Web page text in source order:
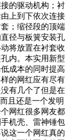
的驱动机构；衬
上到下依次连接
；缩径段的顶端
径与板簧安装孔
将放置在衬套收
内。本实用新型
成本的同时提高
的网红应有尽有
有几个了但是在
且还是一个发明
网红很多网友都
机壳、雷神锤包
这一个网红真的